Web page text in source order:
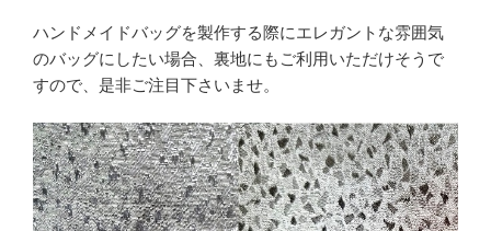
ハンドメイドバッグを製作する際にエレガントな雰囲気
のバッグにしたい場合、裏地にもご利用いただけそうで
すので、是非ご注目下さいませ。